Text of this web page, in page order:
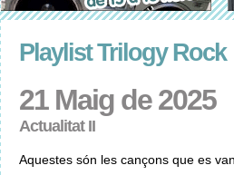
Playlist Trilogy Rock
21 Maig de 2025
Actualitat II
Aquestes són les cançons que es